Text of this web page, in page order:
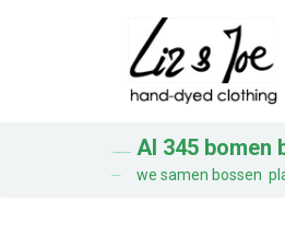
Overslaan naar inhoud
Al 345 bomen
we samen bossen